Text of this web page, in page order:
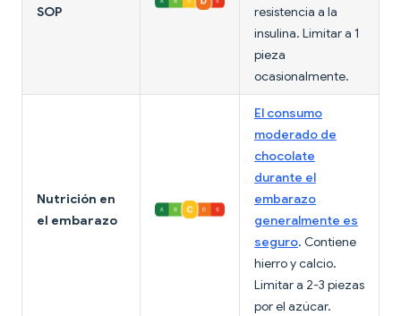
SOP
resistencia a la
insulina. Limitar a 1
pieza
ocasionalmente.
Nutrición en
el embarazo
El consumo
moderado de
chocolate
durante el
embarazo
generalmente es
seguro. Contiene
hierro y calcio.
Limitar a 2-3 piezas
por el azúcar.